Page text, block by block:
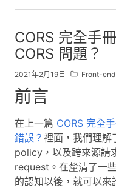
CORS 完全手
CORS 問題？
2021年2月19日 Front-end
前言
在上一篇 CORS 完全
錯誤？ 裡面，我們理
policy，以及跨來源請
request。在釐清了一
的認知以後，就可以來